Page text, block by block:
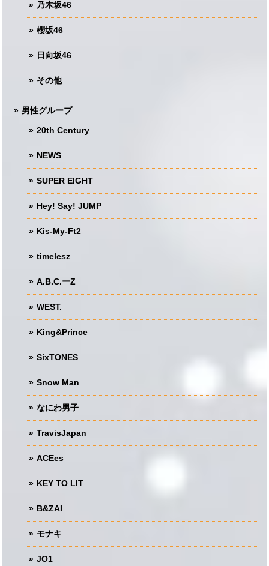
乃木坂46
櫻坂46
日向坂46
その他
男性グループ
20th Century
NEWS
SUPER EIGHT
Hey! Say! JUMP
Kis-My-Ft2
timelesz
A.B.C.ーZ
WEST.
King&Prince
SixTONES
Snow Man
なにわ男子
TravisJapan
ACEes
KEY TO LIT
B&ZAI
モナキ
JO1